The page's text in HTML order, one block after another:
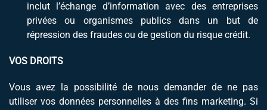
inclut l’échange d’information avec des entreprises
privées ou organismes publics dans un but de
répression des fraudes ou de gestion du risque crédit.
VOS DROITS
Vous avez la possibilité de nous demander de ne pas
utiliser vos données personnelles à des fins marketing. Si